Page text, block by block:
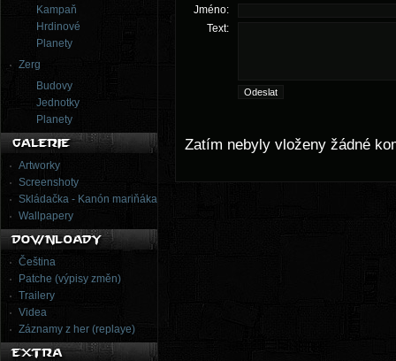
Kampaň
Hrdinové
Planety
Zerg
Budovy
Jednotky
Planety
Artworky
Screenshoty
Skládačka - Kanón mariňáka
Wallpapery
Čeština
Patche (výpisy změn)
Trailery
Videa
Záznamy z her (replaye)
Jméno:
Text:
Zatím nebyly vloženy žádné